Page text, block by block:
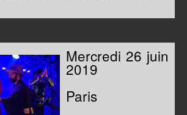
Mercredi 26 juin
2019
Paris